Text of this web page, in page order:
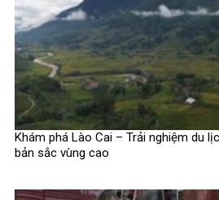
Khám phá Lào Cai – Trải nghiệm du
bản sắc vùng cao